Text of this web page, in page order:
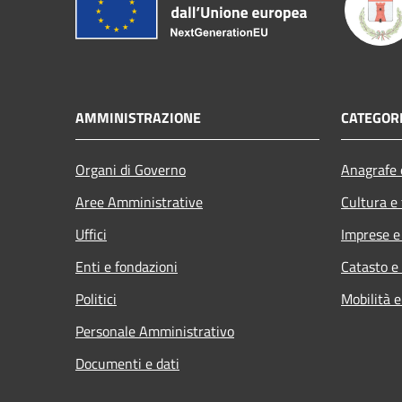
AMMINISTRAZIONE
Organi di Governo
Aree Amministrative
Uffici
Enti e fondazioni
Politici
Personale Amministrativo
Documenti e dati
Cultura
Imprese
Catasto
Mobilità